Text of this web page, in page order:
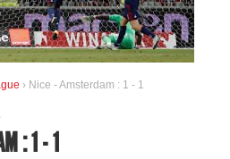
› Nice - Amsterdam : 1 - 1
: 1 - 1